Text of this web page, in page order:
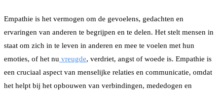
Empathie is het vermogen om de gevoelens, gedachten en
ervaringen van anderen te begrijpen en te delen. Het stelt mensen in
staat om zich in te leven in anderen en mee te voelen met hun
emoties, of het nu vreugde, verdriet, angst of woede is. Empathie is
een cruciaal aspect van menselijke relaties en communicatie, omdat
het helpt bij het opbouwen van verbindingen, mededogen en